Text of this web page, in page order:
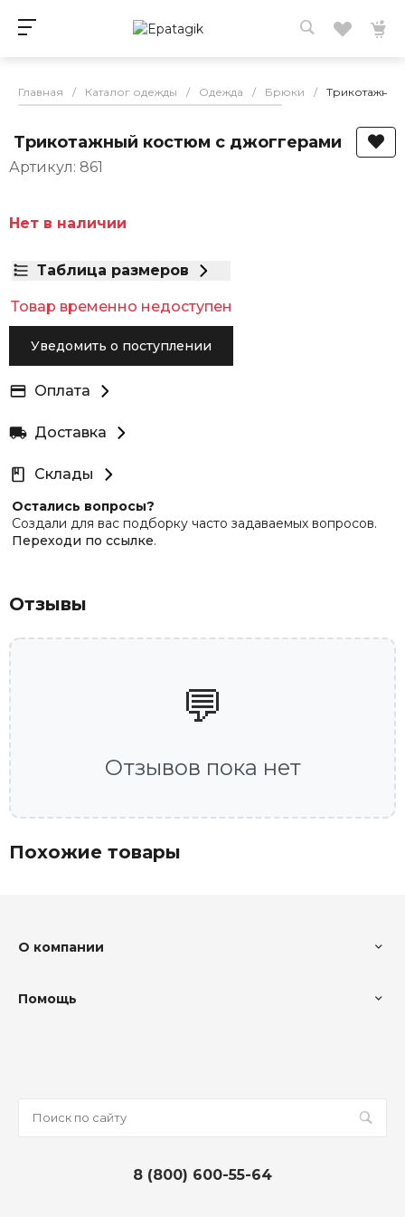
Главная / Каталог одежды / Одежда / Брюки /
Трикотажный костюм с джоггерами
Артикул: 861
Нет в наличии
Таблица размеров
Товар временно недоступен
Уведомить о поступлении
Оплата
Доставка
Склады
Остались вопросы?
Создали для вас подборку часто задаваемых вопросов.
Переходи по ссылке.
Отзывы
💬
Отзывов пока нет
Похожие товары
О компании
Помощь
8 (800) 600-55-64